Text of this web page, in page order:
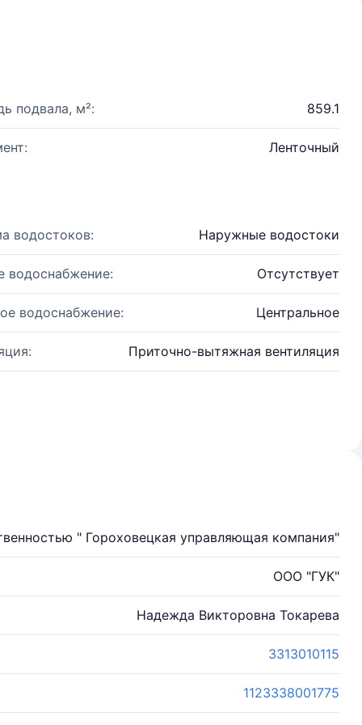
подвала, м²: 859.1
Ленточный
водостоков: Наружные водостоки
водоснабжение: Отсутствует
водоснабжение: Центральное
Приточно-вытяжная вентиляция
" Гороховецкая управляющая компания"
ООО "ГУК"
Надежда Викторовна Токарева
3313010115
1123338001775